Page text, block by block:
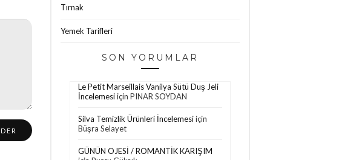
Tırnak
Yemek Tarifleri
SON YORUMLAR
Le Petit Marseillais Vanilya Sütü Duş Jeli
İncelemesiiçinPINAR SOYDAN
Silva Temizlik Ürünleri İncelemesiiçin
Büşra Selayet
GÜNÜN OJESİ / ROMANTİK KARIŞIM